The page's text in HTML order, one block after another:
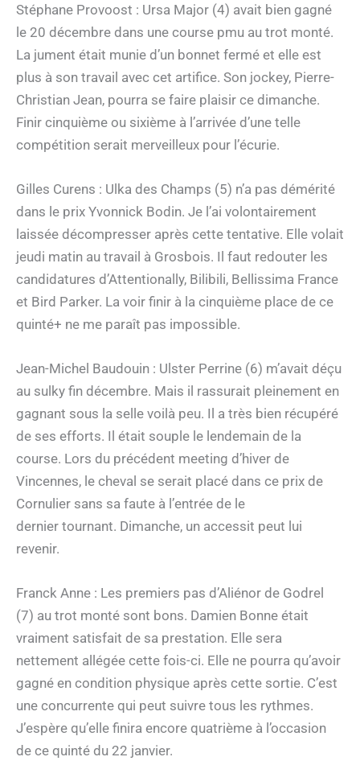
Stéphane Provoost : Ursa Major (4) avait bien gagné
le 20 décembre dans une course pmu au trot monté.
La jument était munie d’un bonnet fermé et elle est
plus à son travail avec cet artifice. Son jockey, Pierre-
Christian Jean, pourra se faire plaisir ce dimanche.
Finir cinquième ou sixième à l’arrivée d’une telle
compétition serait merveilleux pour l’écurie.
Gilles Curens : Ulka des Champs (5) n’a pas démérité
dans le prix Yvonnick Bodin. Je l’ai volontairement
laissée décompresser après cette tentative. Elle volait
jeudi matin au travail à Grosbois. Il faut redouter les
candidatures d’Attentionally, Bilibili, Bellissima France
et Bird Parker. La voir finir à la cinquième place de ce
quinté+ ne me paraît pas impossible.
Jean-Michel Baudouin : Ulster Perrine (6) m’avait déçu
au sulky fin décembre. Mais il rassurait pleinement en
gagnant sous la selle voilà peu. Il a très bien récupéré
de ses efforts. Il était souple le lendemain de la
course. Lors du précédent meeting d’hiver de
Vincennes, le cheval se serait placé dans ce prix de
Cornulier sans sa faute à l’entrée de le
dernier tournant. Dimanche, un accessit peut lui
revenir.
Franck Anne : Les premiers pas d’Aliénor de Godrel
(7) au trot monté sont bons. Damien Bonne était
vraiment satisfait de sa prestation. Elle sera
nettement allégée cette fois-ci. Elle ne pourra qu’avoir
gagné en condition physique après cette sortie. C’est
une concurrente qui peut suivre tous les rythmes.
J’espère qu’elle finira encore quatrième à l’occasion
de ce quinté du 22 janvier.